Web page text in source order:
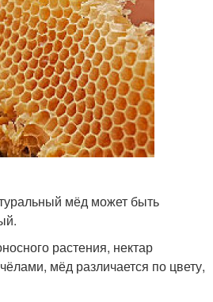
мёд может быть
растения, нектар
мёд различается по цвету,